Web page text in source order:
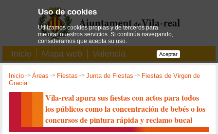
Inicio Mapa web Valencià
Inicio ->Áreas -> Fiestas ->Junta de Fiestas -> Fiestas de Virgen de
Gracia
Vila-real apura sus fiestas con actos para todos
los públicos como la concentración de bebés o los
concursos de pintura rápida y reclamo bucal
Uso de cookies
Utilizamos cookies propias y de terceros para
mejorar nuestros servicios. Si continúa navegando,
consideramos que acepta su uso.
Aceptar